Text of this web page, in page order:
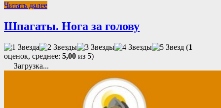
Читать далее
Шпагаты. Нога за голову
(1
оценок, среднее: 5,00 из 5)
Загрузка...